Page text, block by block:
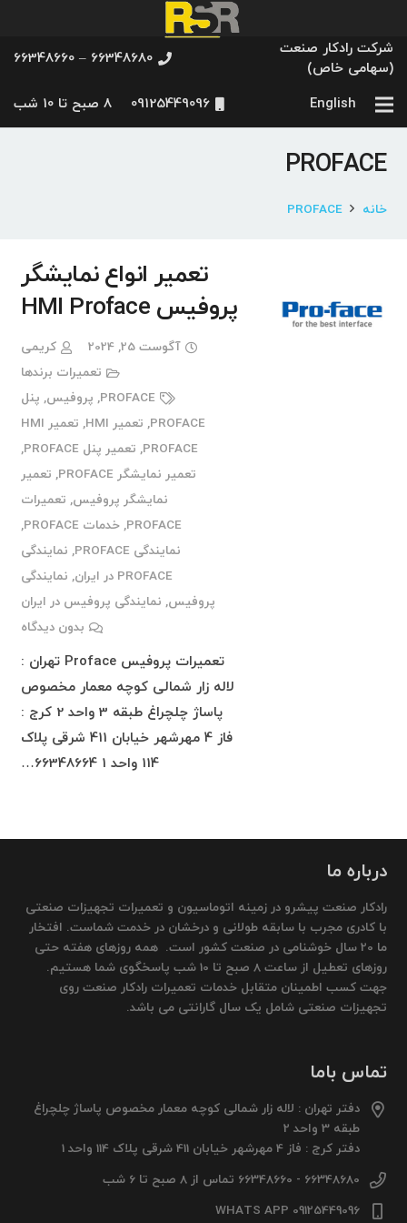
شرکت رادکار صنعت
(سهامی خاص)
66348680 – 66348660
English
09125449096 8 صبح تا 10 شب
PROFACE
خانه PROFACE
تعمیر انواع نمایشگر
پروفیس HMI Proface
آگوست 25, 2024
کریمی
تعمیرات برندها
PROFACE
, پروفیس, پنل
PROFACE
, تعمیر HMI ,
تعمیر HMI
PROFACE
, تعمیر پنل PROFACE
,
تعمیر نمایشگر PROFACE
, تعمیر
نمایشگر پروفیس, تعمیرات
PROFACE
,خدمات PROFACE
,
نمایندگی PROFACE
, نمایندگی
PROFACE در ایران
, نمایندگی
پروفیس, نمایندگی پروفیس در ایران
بدون دیدگاه
تعمیرات پروفیس Proface تهران :
لاله زار شمالی کوچه معمار مخصوص
پاساژ چلچراغ طبقه 3 واحد 2 کرج :
فاز 4 مهرشهر خیابان 411 شرقی پلاک
114 واحد 1 66348664…
درباره ما
رادکار صنعت پیشرو در زمینه اتوماسیون و تعمیرات تجهیزات صنعتی
با کادری مجرب با سابقه طولانی و درخشان در خدمت شماست. افتخار
ما 20 سال خوشنامی در صنعت کشور است. همه روزهای هفته حتی
روزهای تعطیل از ساعت 8 صبح تا 10 شب پاسخگوی شما هستیم.
جهت کسب اطمینان متقابل خدمات تعمیرات رادکار صنعت روی
تجهیزات صنعتی شامل یک سال گارانتی می باشد.
تماس باما
دفتر تهران : لاله زار شمالی کوچه معمار مخصوص پاساژ چلچراغ
طبقه 3 واحد 2
دفتر کرج : فاز 4 مهرشهر خیابان 411 شرقی پلاک 114 واحد 1
66348680 - 66348660 تماس از 8 صبح تا 6 شب
09125449096 WHATS APP